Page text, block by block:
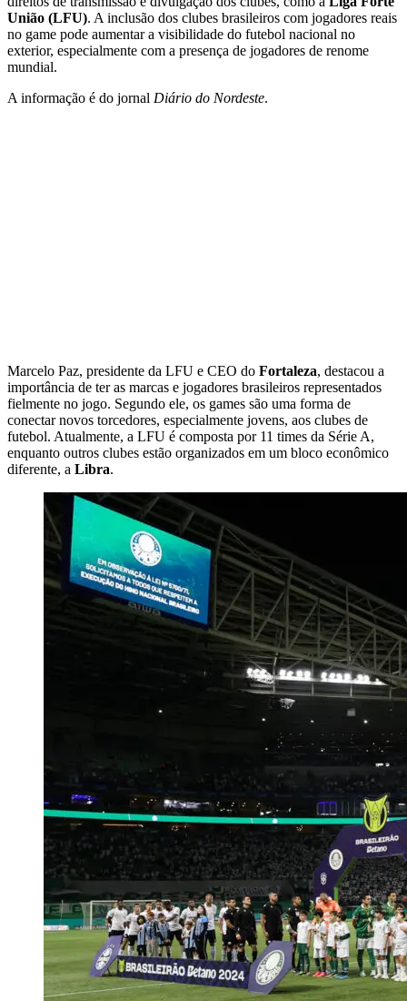
União (LFU). A inclusão dos clubes brasileiros com jogadores reais
no game pode aumentar a visibilidade do futebol nacional no
exterior, especialmente com a presença de jogadores de renome
mundial.
A informação é do jornal Diário do Nordeste.
Marcelo Paz, presidente da LFU e CEO do Fortaleza, destacou a
importância de ter as marcas e jogadores brasileiros representados
fielmente no jogo. Segundo ele, os games são uma forma de
conectar novos torcedores, especialmente jovens, aos clubes de
futebol. Atualmente, a LFU é composta por 11 times da Série A,
enquanto outros clubes estão organizados em um bloco econômico
diferente, a Libra.